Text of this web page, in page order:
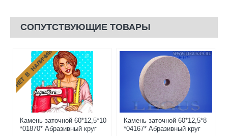
СОПУТСТВУЮЩИЕ ТОВАРЫ
НЕТ В НАЛИЧИИ
Камень заточной 60*12,5*10
*01870* Абразивный круг
Камень заточной 60*12,5*8
*04167* Абразивный круг